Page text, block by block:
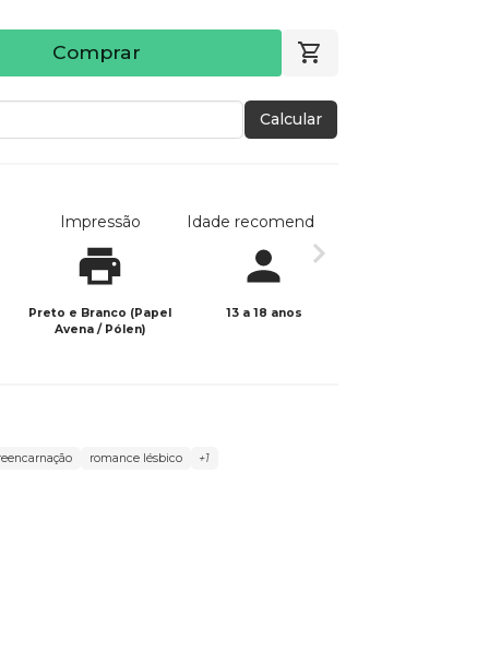
Comprar
Calcular
Impressão
Preto e Branco (Papel
Avena / Pólen)
Idade recomendada
13 a 18 anos
romance lésbico +1